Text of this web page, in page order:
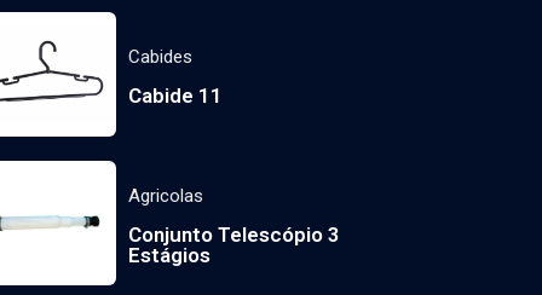
Cabides
Cabide 11
Agricolas
Conjunto Telescópio 3
Estágios